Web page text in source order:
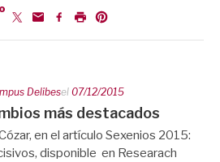
Delibesel 07/12/2015
más destacados
en el artículo Sexenios 2015:
disponible en Researach